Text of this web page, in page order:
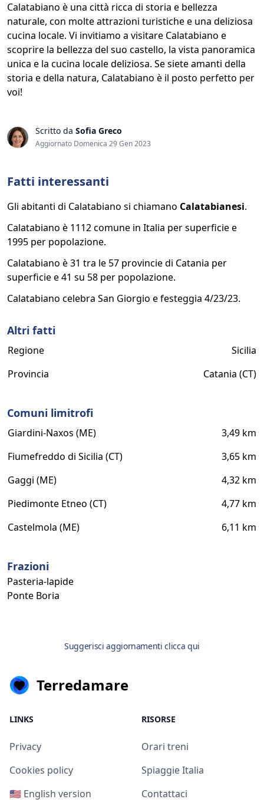
Calatabiano è una città ricca di storia e bellezza
naturale, con molte attrazioni turistiche e una deliziosa
cucina locale. Vi invitiamo a visitare Calatabiano e
scoprire la bellezza del suo castello, la vista panoramica
unica e la cucina locale deliziosa. Se siete amanti della
storia e della natura, Calatabiano è il posto perfetto per
voi!
Scritto da Sofia Greco
Aggiornato Domenica 29 Gen 2023
Fatti interessanti
Gli abitanti di Calatabiano si chiamano Calatabianesi.
Calatabiano è 1112 comune in Italia per superficie e
1995 per popolazione.
Calatabiano è 31 tra le 57 provincie di Catania per
superficie e 41 su 58 per popolazione.
Calatabiano celebra San Giorgio e festeggia 4/23/23.
Altri fatti
Regione
Sicilia
Provincia
Catania (CT)
Comuni limitrofi
Giardini-Naxos (ME)
3,49 km
Fiumefreddo di Sicilia (CT)
3,65 km
Gaggi (ME)
4,32 km
Piedimonte Etneo (CT)
4,77 km
Castelmola (ME)
6,11 km
Frazioni
Pasteria-lapide
Ponte Boria
Suggerisci aggiornamenti clicca qui
Terredamare
LINKS
Privacy
Cookies policy
🇺🇸 English version
RISORSE
Orari treni
Spiaggie Italia
Contattaci